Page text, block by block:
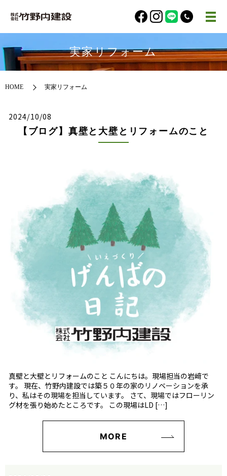
実家リフォーム
HOME 実家リフォーム
2024/10/08
【ブログ】真壁と大壁とリフォームのこと
真壁と大壁とリフォームのこと こんにちは。現場担当の岩﨑で
す。 現在、竹野内建設では築５０年の家のリノベーションを承
り、私はその現場を担当しています。 さて、現場ではフローリン
グ材を張り始めたところです。 この現場はLD […]
MORE